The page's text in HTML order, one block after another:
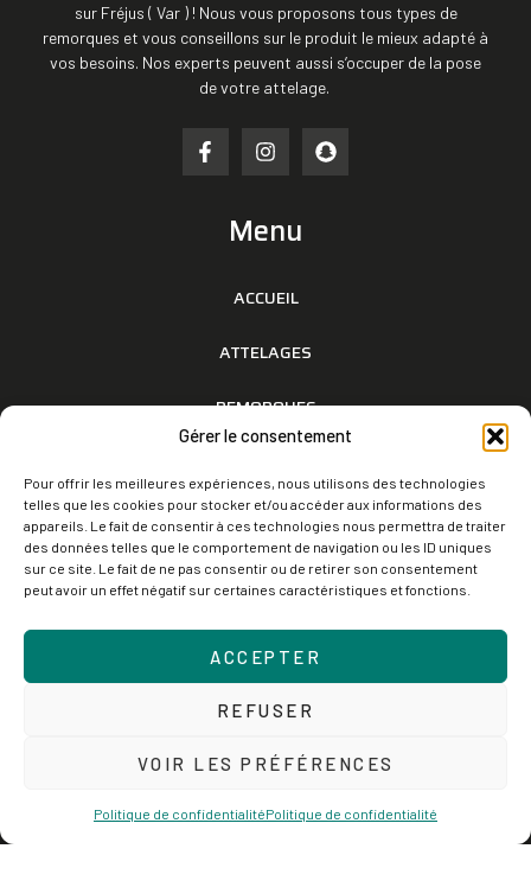
Gérer le consentement
Pour offrir les meilleures expériences, nous utilisons des technologies
telles que les cookies pour stocker et/ou accéder aux informations des
appareils. Le fait de consentir à ces technologies nous permettra de traiter
des données telles que le comportement de navigation ou les ID uniques
sur ce site. Le fait de ne pas consentir ou de retirer son consentement
peut avoir un effet négatif sur certaines caractéristiques et fonctions.
ACCEPTER
REFUSER
VOIR LES PRÉFÉRENCES
Politique de confidentialitéPolitique de confidentialité
sur Fréjus ( Var ) ! Nous vous proposons tous types de
remorques et vous conseillons sur le produit le mieux adapté à
vos besoins. Nos experts peuvent aussi s’occuper de la pose
de votre attelage.
Menu
ACCUEIL
ATTELAGES
REMORQUES
Informations
MENTIONS LÉGALES
POLITIQUE DE CONFIDENTIALITÉ
CONDITIONS D'UTILISATION
LÉGISLATION
Copyright © 2024 RAR 83 06 - Tous droits réservés